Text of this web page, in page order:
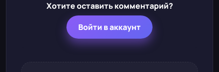
Хотите оставить комментарий?
Войти в аккаунт